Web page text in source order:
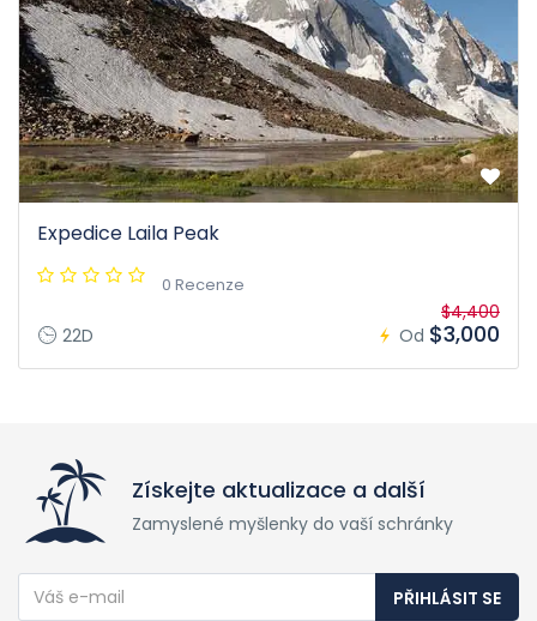
Expedice Laila Peak
0 Recenze
22D Od
$4,400
$3,000
Získejte aktualizace a další
Zamyslené myšlenky do vaší schránky
PŘIHLÁSIT SE